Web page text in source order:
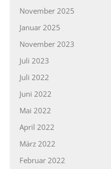
November 2025
Januar 2025
November 2023
Juli 2023
Juli 2022
Juni 2022
Mai 2022
April 2022
März 2022
Februar 2022